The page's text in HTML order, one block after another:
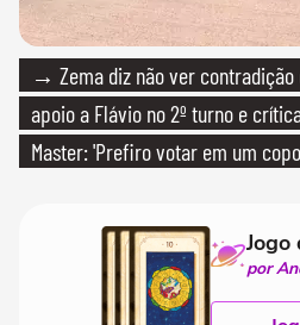
→ Zema diz não ver contradição
apoio a Flávio no 2º turno e
Master: 'Prefiro votar em um
por